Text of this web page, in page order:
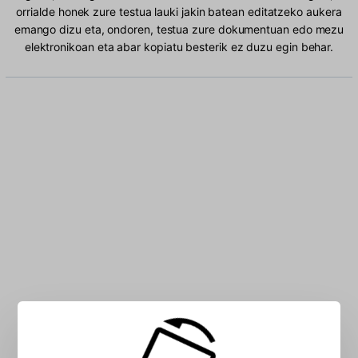
orrialde honek zure testua lauki jakin batean editatzeko aukera
emango dizu eta, ondoren, testua zure dokumentuan edo mezu
elektronikoan eta abar kopiatu besterik ez duzu egin behar.
Idatzi Albaniarra karaktere koadroan: